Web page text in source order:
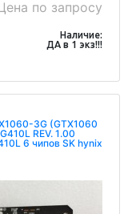
по запросу
Наличие:
ДА в 1 экз!!!
3G (GTX1060
REV. 1.00
6 чипов SK hynix